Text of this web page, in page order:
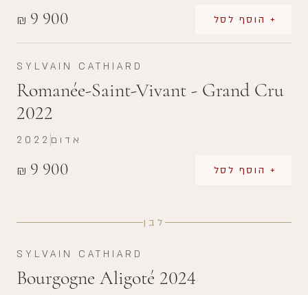
₪ 9 900 + הוסף לסל
SYLVAIN CATHIARD
Romanée-Saint-Vivant - Grand Cru
2022
₪ 9 900 + הוסף לסל
2022 אדום
לבן
SYLVAIN CATHIARD
Bourgogne Aligoté 2024